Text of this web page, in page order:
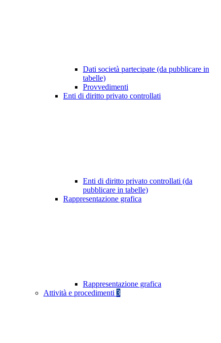
Dati società partecipate (da pubblicare in
tabelle)
Provvedimenti
Enti di diritto privato controllati
Enti di diritto privato controllati (da
pubblicare in tabelle)
Rappresentazione grafica
Rappresentazione grafica
Attività e procedimenti 3